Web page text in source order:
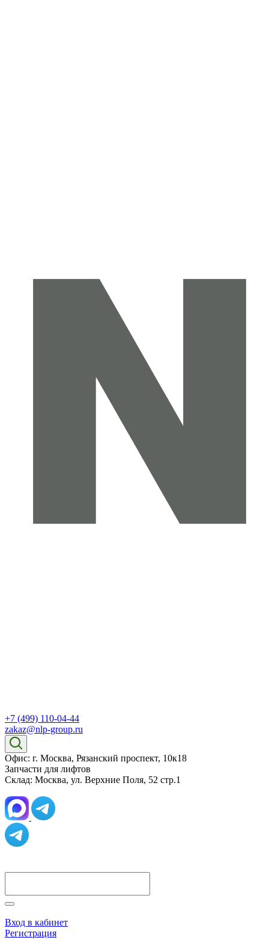
+7 (499) 110-04-44
zakaz@nlp-group.ru
Офис: г. Москва, Рязанский проспект, 10к18
Запчасти для лифтов
Склад: Москва, ул. Верхние Поля, 52 стр.1
Вход в кабинет
Регистрация